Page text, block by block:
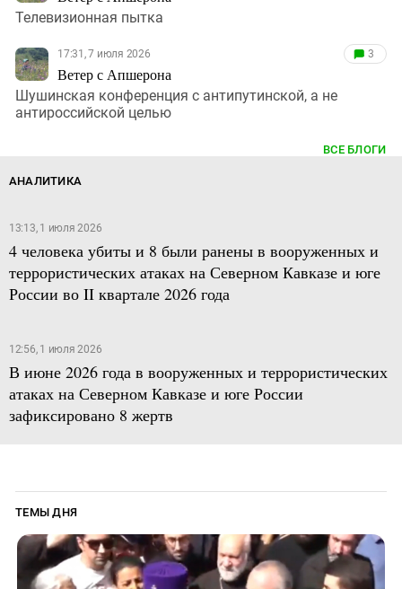
Телевизионная пытка
17:31, 7 июля 2026
Ветер с Апшерона
3
Шушинская конференция с антипутинской, а не
антироссийской целью
ВСЕ БЛОГИ
АНАЛИТИКА
13:13, 1 июля 2026
4 человека убиты и 8 были ранены в вооруженных и
террористических атаках на Северном Кавказе и юге
России во II квартале 2026 года
12:56, 1 июля 2026
В июне 2026 года в вооруженных и террористических
атаках на Северном Кавказе и юге России
зафиксировано 8 жертв
ТЕМЫ ДНЯ